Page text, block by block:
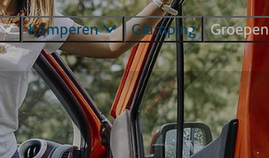
Kamperen Glamping Groepen